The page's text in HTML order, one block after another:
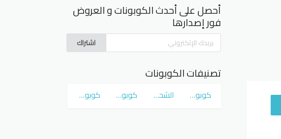
أحصل على أحدث الكوبونات و العروض
فور إصدارها
اشتراك
تصنيفات الكوبونات
كوبونات و عروض سوق كوم الشحن المجاني كوبونات و عروض نمشي Namshi كوبونات و عروض نون Noon